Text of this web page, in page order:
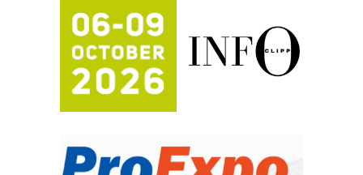
Potpuna efikasnost bez složenih
sistema
Trajna oznaka kao dugoročna korist
Bezbednost na prvom mestu!
IB BLUMENAUER - više od 40 godina
poverenja u industriji
– Pametna signalizacija za efikasnije
upravljanje mašinama